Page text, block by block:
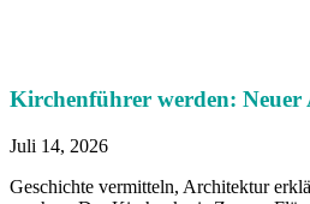
Kirchenführer werden: Neuer
Juli 14, 2026
Geschichte vermitteln, Architektur